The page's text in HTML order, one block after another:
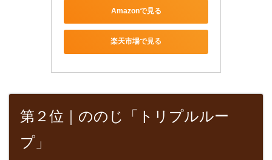
Amazonで見る
楽天市場で見る
第２位｜ののじ「トリプルルー
プ」